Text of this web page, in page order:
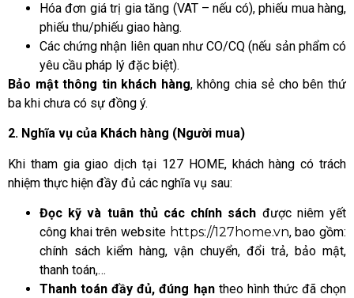
Hóa đơn giá trị gia tăng (VAT – nếu có), phiếu mua hàng,
phiếu thu/phiếu giao hàng.
Các chứng nhận liên quan như CO/CQ (nếu sản phẩm có
yêu cầu pháp lý đặc biệt).
Bảo mật thông tin khách hàng, không chia sẻ cho bên thứ
ba khi chưa có sự đồng ý.
2. Nghĩa vụ của Khách hàng (Người mua)
Khi tham gia giao dịch tại 127 HOME, khách hàng có trách
nhiệm thực hiện đầy đủ các nghĩa vụ sau:
Đọc kỹ và tuân thủ các chính sách được niêm yết
công khai trên website https://127home.vn, bao gồm:
chính sách kiểm hàng, vận chuyển, đổi trả, bảo mật,
thanh toán,…
Thanh toán đầy đủ, đúng hạntheo hình thức đã chọn